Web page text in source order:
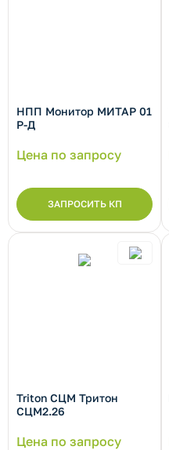
развернуть категорию
НПП Монитор МИТАР 01
Р-Д
Цена по запросу
ЗАПРОСИТЬ КП
Triton СЦМ Тритон
СЦМ2.26
Цена по запросу